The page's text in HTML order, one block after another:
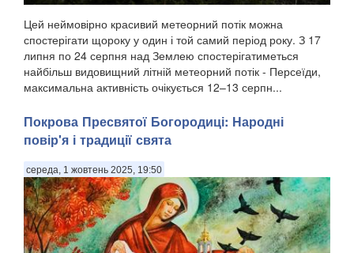
Цей неймовірно красивий метеорний потік можна
спостерігати щороку у один і той самий період року. З 17
липня по 24 серпня над Землею спостерігатиметься
найбільш видовищний літній метеорний потік - Персеїди,
максимальна активність очікується 12–13 серпн...
Покрова Пресвятої Богородиці: Народні
повір'я і традиції свята
середа, 1 жовтень 2025, 19:50